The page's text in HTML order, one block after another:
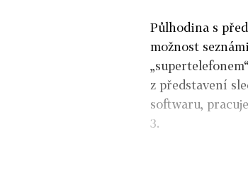
Půlhodina s
možnost
z představení
softwaru,
3.